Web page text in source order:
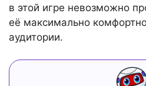
в этой игре невозможно
её максимально
аудитории.